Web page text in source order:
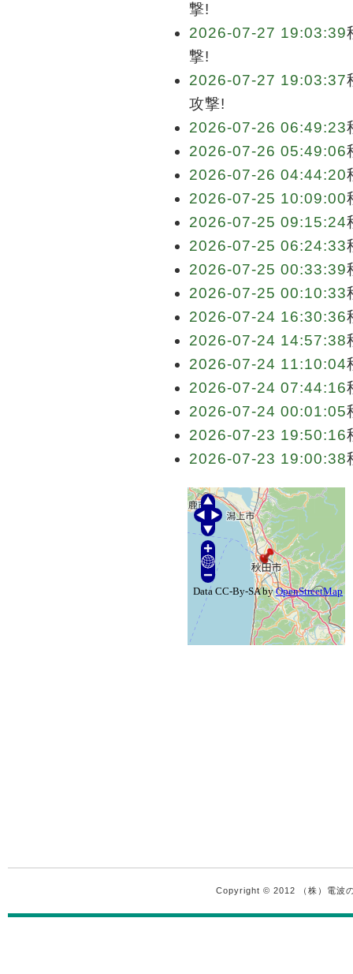
撃!
2026-07-27 19:03:39
撃!
2026-07-27 19:03:37
攻撃!
2026-07-26 06:49:23
2026-07-26 05:49:06
2026-07-26 04:44:20
2026-07-25 10:09:00
2026-07-25 09:15:24
2026-07-25 06:24:33
2026-07-25 00:33:39
2026-07-25 00:10:33
2026-07-24 16:30:36
2026-07-24 14:57:38
2026-07-24 11:10:04
2026-07-24 07:44:16
2026-07-24 00:01:05
2026-07-23 19:50:16
2026-07-23 19:00:38
Copyright © 2012 （株）電波